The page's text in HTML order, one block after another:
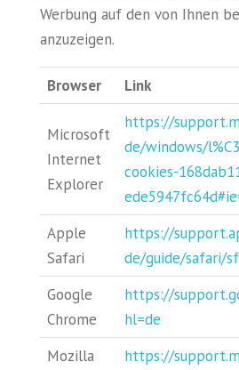
Werbung auf den von Ihnen
anzuzeigen.
Browser Link
Microsoft
Internet
Explorer
https://
de/windows/
cookies-
Apple
Safari
https://
de/guide/safari/
Google
Chrome
https://
hl=de
Mozilla
https://